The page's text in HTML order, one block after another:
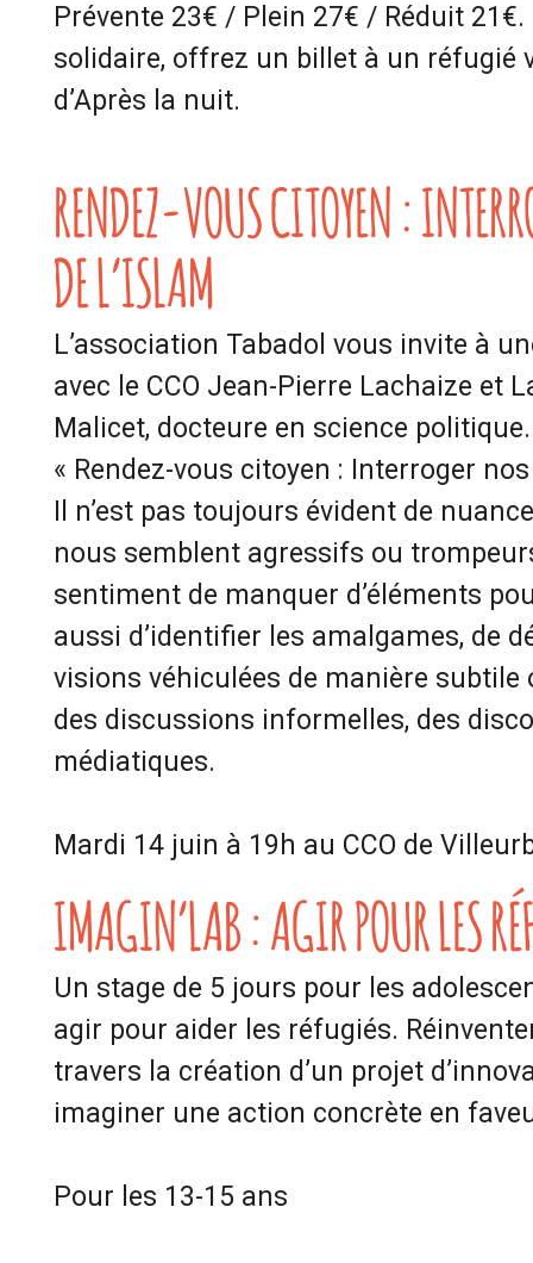
Prévente 23€ / Plein 27€ / Réduit
solidaire, offrez un billet à un réfugié
d’Après la nuit.
RENDEZ-VOUS CITOYEN :
DE L’ISLAM
L’association Tabadol vous invite à
avec le CCO Jean-Pierre Lachaize et
Malicet, docteure en science politique.
« Rendez-vous citoyen : Interroger
Il n’est pas toujours évident de
nous semblent agressifs ou
sentiment de manquer d’éléments
aussi d’identifier les amalgames, de
visions véhiculées de manière
des discussions informelles, des
médiatiques.
Mardi 14 juin à 19h au CCO de
IMAGIN’LAB : AGIR POUR LES
Un stage de 5 jours pour les
agir pour aider les réfugiés.
travers la création d’un projet
imaginer une action concrète en
Pour les 13-15 ans